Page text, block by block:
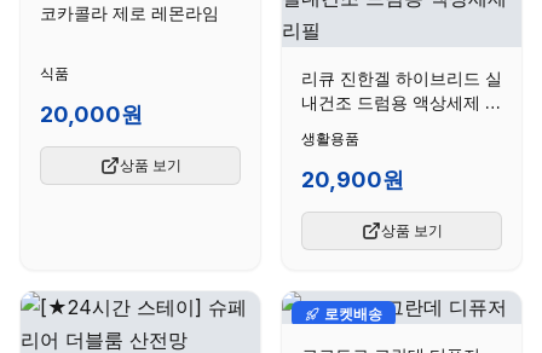
코카콜라 제로 레몬라임
식품
20,000원
상품 보기
리큐 진한겔 하이브리드 실
내건조 드럼용 액상세제 리
생활용품
20,900원
상품 보기
로켓배송